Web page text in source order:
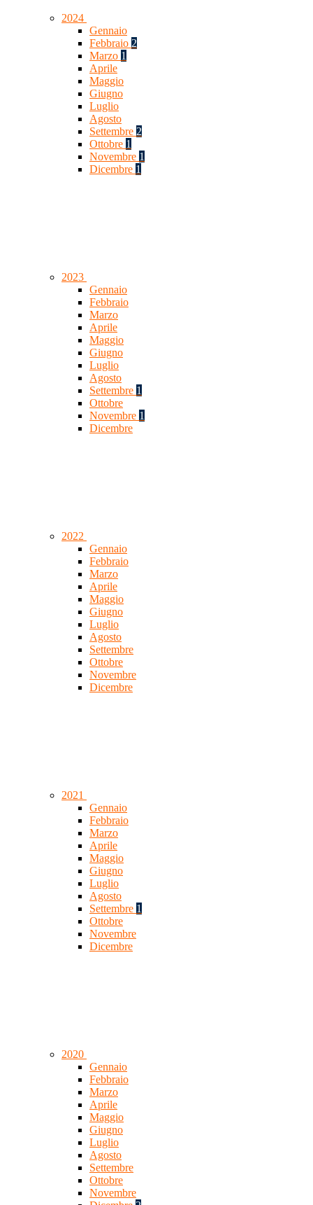
2024
Gennaio
Febbraio 2
Marzo 1
Aprile
Maggio
Giugno
Luglio
Agosto
Settembre 2
Ottobre 1
Novembre 1
Dicembre 1
2023
Gennaio
Febbraio
Marzo
Aprile
Maggio
Giugno
Luglio
Agosto
Settembre 1
Ottobre
Novembre 1
Dicembre
2022
Gennaio
Febbraio
Marzo
Aprile
Maggio
Giugno
Luglio
Agosto
Settembre
Ottobre
Novembre
Dicembre
2021
Gennaio
Febbraio
Marzo
Aprile
Maggio
Giugno
Luglio
Agosto
Settembre 1
Ottobre
Novembre
Dicembre
2020
Gennaio
Febbraio
Marzo
Aprile
Maggio
Giugno
Luglio
Agosto
Settembre
Ottobre
Novembre